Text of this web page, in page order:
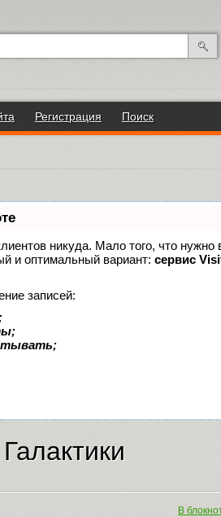
Регистрация Поиск
никуда. Мало того, что нужно
и оптимальный вариант: сервис
записей:
В